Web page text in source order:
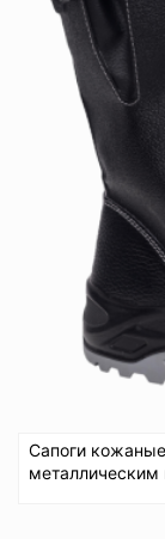
Сапоги